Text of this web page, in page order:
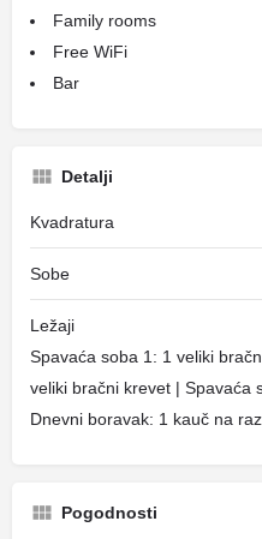
Family rooms
Free WiFi
Bar
Detalji
Kvadratura
Sobe
Ležaji
Spavaća soba 1: 1 veliki
veliki bračni krevet | Spavaća
Dnevni boravak: 1 kauč na
Pogodnosti